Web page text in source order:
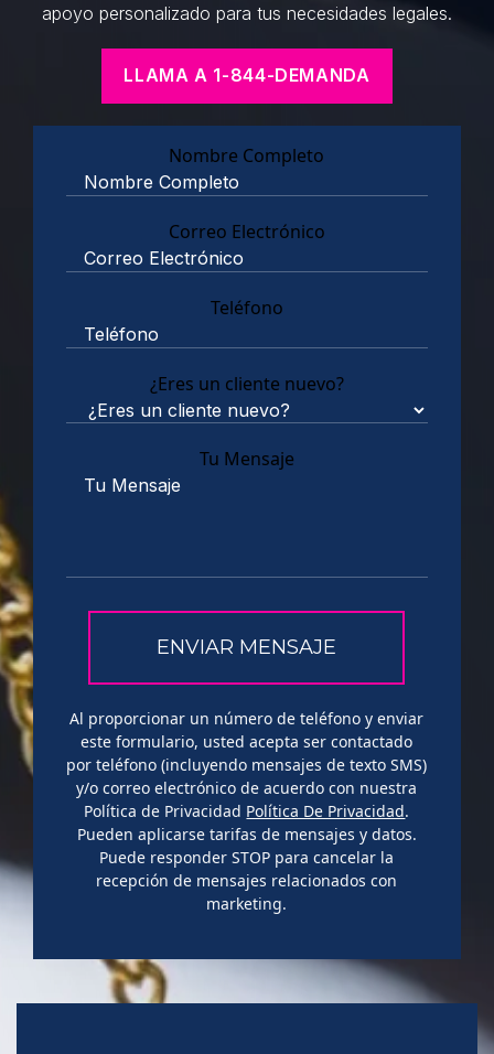
apoyo personalizado para tus necesidades legales.
LLAMA A 1-844-DEMANDA
Nombre Completo
Correo Electrónico
Teléfono
¿Eres un cliente nuevo?
Tu Mensaje
Al proporcionar un número de teléfono y enviar
este formulario, usted acepta ser contactado
por teléfono (incluyendo mensajes de texto SMS)
y/o correo electrónico de acuerdo con nuestra
Política de Privacidad Política De Privacidad.
Pueden aplicarse tarifas de mensajes y datos.
Puede responder STOP para cancelar la
recepción de mensajes relacionados con
marketing.